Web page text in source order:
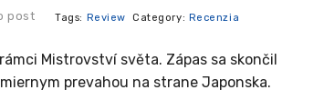
post Tags: Review Category: Recenzia
Mistrovství světa. Zápas sa skončil
prevahou na strane Japonska.